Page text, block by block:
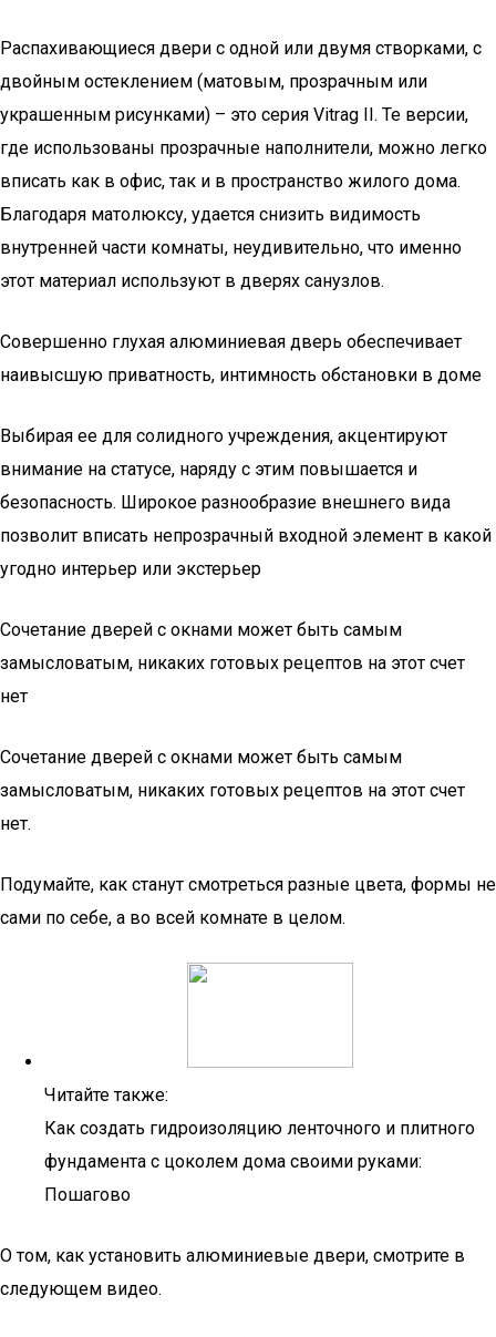
Распахивающиеся двери с одной или двумя створками, с
двойным остеклением (матовым, прозрачным или
украшенным рисунками) – это серия Vitrag II. Те версии,
где использованы прозрачные наполнители, можно легко
вписать как в офис, так и в пространство жилого дома.
Благодаря матолюксу, удается снизить видимость
внутренней части комнаты, неудивительно, что именно
этот материал используют в дверях санузлов.
Совершенно глухая алюминиевая дверь обеспечивает
наивысшую приватность, интимность обстановки в доме
Выбирая ее для солидного учреждения, акцентируют
внимание на статусе, наряду с этим повышается и
безопасность. Широкое разнообразие внешнего вида
позволит вписать непрозрачный входной элемент в какой
угодно интерьер или экстерьер
Сочетание дверей с окнами может быть самым
замысловатым, никаких готовых рецептов на этот счет
нет
Сочетание дверей с окнами может быть самым
замысловатым, никаких готовых рецептов на этот счет
нет.
Подумайте, как станут смотреться разные цвета, формы не
сами по себе, а во всей комнате в целом.
Читайте также:
Как создать гидроизоляцию ленточного и плитного
фундамента с цоколем дома своими руками:
Пошагово
О том, как установить алюминиевые двери, смотрите в
следующем видео.